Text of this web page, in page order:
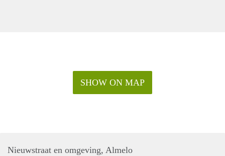
SHOW ON MAP
Nieuwstraat en omgeving, Almelo